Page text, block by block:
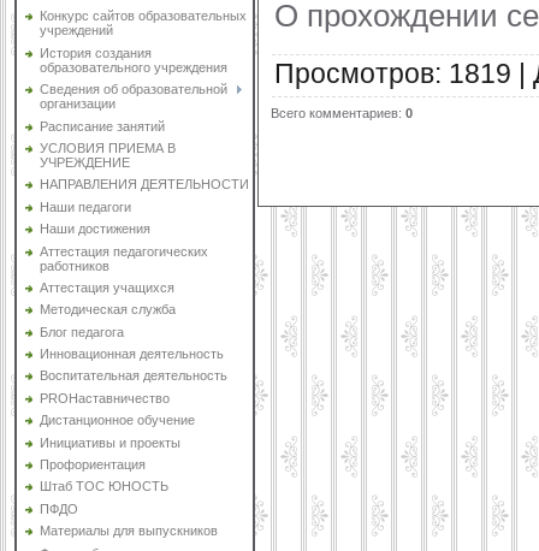
Конкурс сайтов образовательных
учреждений
История создания
образовательного учреждения
Сведения об образовательной
организации
Расписание занятий
УСЛОВИЯ ПРИЕМА В
УЧРЕЖДЕНИЕ
НАПРАВЛЕНИЯ ДЕЯТЕЛЬНОСТИ
Наши педагоги
Наши достижения
Аттестация педагогических
работников
Аттестация учащихся
Методическая служба
Блог педагога
Инновационная деятельность
Воспитательная деятельность
PROНаставничество
Дистанционное обучение
Инициативы и проекты
Профориентация
Штаб ТОС ЮНОСТЬ
ПФДО
Материалы для выпускников
О прохождении
Просмотров: 1819
Всего комментариев: 0